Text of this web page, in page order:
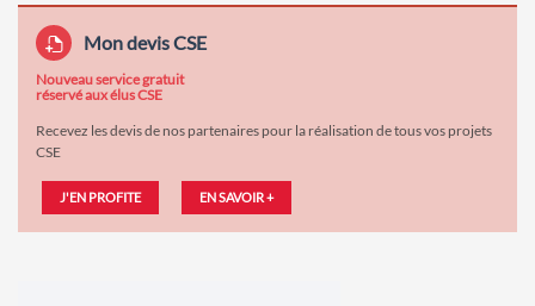
Mon devis CSE
Nouveau service gratuit
réservé aux élus CSE
Recevez les devis de nos partenaires pour la réalisation de tous vos projets
CSE
J'EN PROFITE EN SAVOIR +